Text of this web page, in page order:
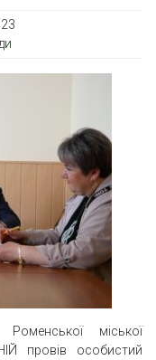
міської
провів особистий